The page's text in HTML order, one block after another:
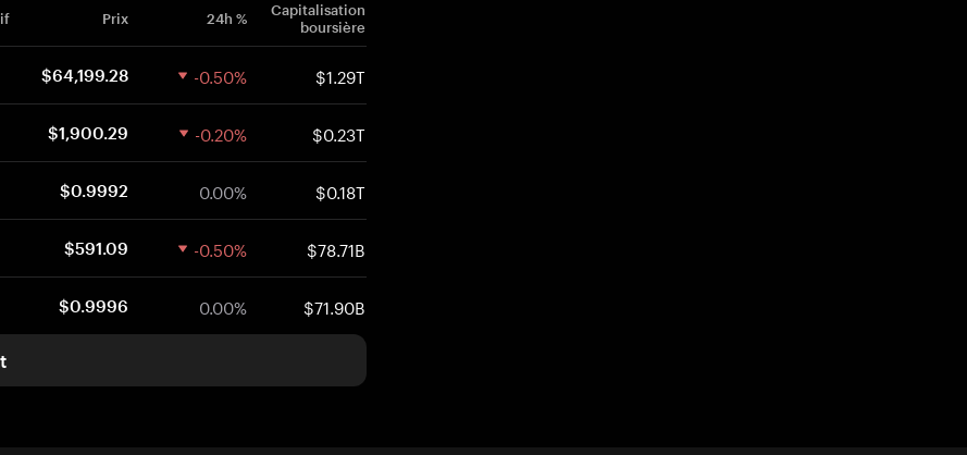
Prix 24h %
Capitalisation
boursière
$64,199.28 -0.50% $1.29T
$1,900.29 -0.20% $0.23T
$0.9992 0.00% $0.18T
$591.09 -0.50% $78.71B
$0.9996 0.00% $71.90B